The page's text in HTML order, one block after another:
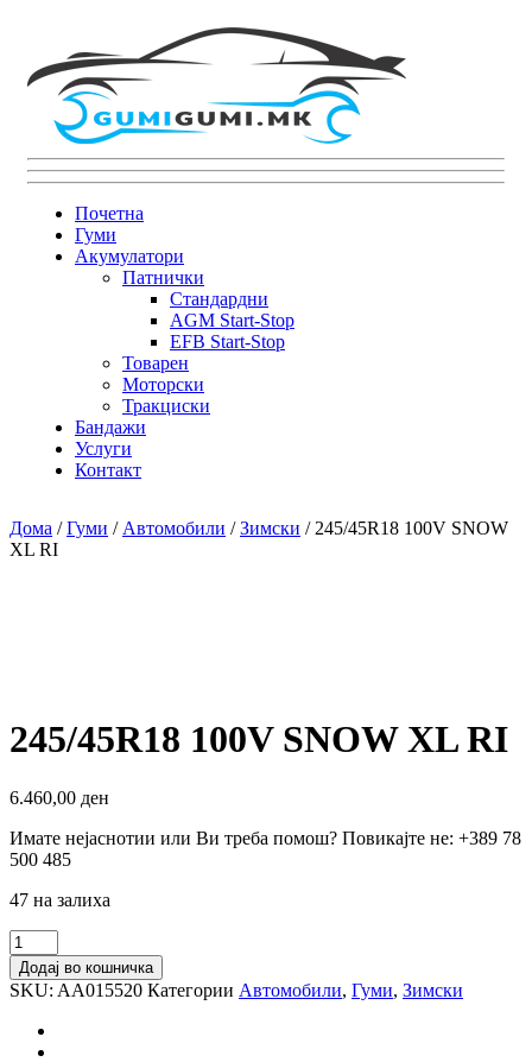
Почетна
Гуми
Акумулатори
Патнички
Стандардни
AGM Start-Stop
EFB Start-Stop
Товарен
Моторски
Тракциски
Бандажи
Услуги
Контакт
Дома /Гуми / Автомобили /Зимски / 245/45R18 100V SNOW
XL RI
245/45R18 100V SNOW XL RI
6.460,00 ден
Имате нејаснотии или Ви треба помош? Повикајте не: +389 78
500 485
47 на залиха
245/45R18
100V
SNOW
XL
количина
Додај во кошничка
SKU: AA015520 Категории Автомобили, Гуми, Зимски